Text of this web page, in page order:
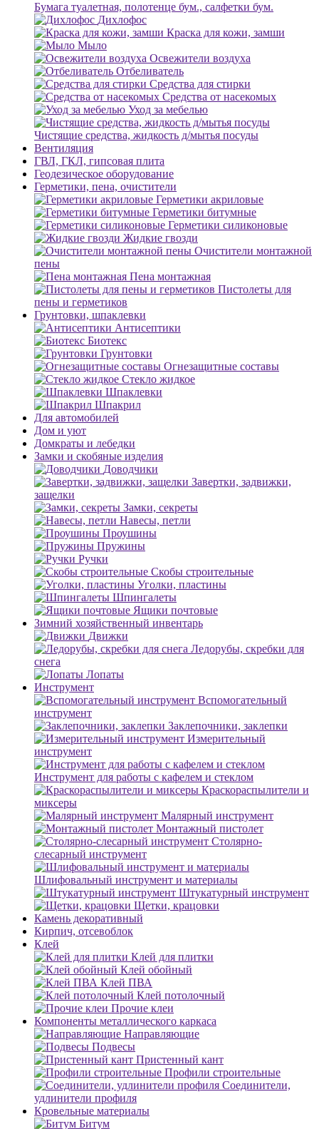
Бумага туалетная, полотенце бум., салфетки бум.
Дихлофос
Краска для кожи, замши
Мыло
Освежители воздуха
Отбеливатель
Средства для стирки
Средства от насекомых
Уход за мебелью
Чистящие средства, жидкость д/мытья посуды
Вентиляция
ГВЛ, ГКЛ, гипсовая плита
Геодезическое оборудование
Герметики, пена, очистители
Герметики акриловые
Герметики битумные
Герметики силиконовые
Жидкие гвозди
Очистители монтажной
пены
Пена монтажная
Пистолеты для
пены и герметиков
Грунтовки, шпаклевки
Антисептики
Биотекс
Грунтовки
Огнезащитные составы
Стекло жидкое
Шпаклевки
Шпакрил
Для автомобилей
Дом и уют
Домкраты и лебедки
Замки и скобяные изделия
Доводчики
Завертки, задвижки,
защелки
Замки, секреты
Навесы, петли
Проушины
Пружины
Ручки
Скобы строительные
Уголки, пластины
Шпингалеты
Ящики почтовые
Зимний хозяйственный инвентарь
Движки
Ледорубы, скребки для
снега
Лопаты
Инструмент
Вспомогательный
инструмент
Заклепочники, заклепки
Измерительный
инструмент
Инструмент для работы с кафелем и стеклом
Краскораспылители и
миксеры
Малярный инструмент
Монтажный пистолет
Столярно-
слесарный инструмент
Шлифовальный инструмент и материалы
Штукатурный инструмент
Щетки, крацовки
Камень декоративный
Кирпич, отсевоблок
Клей
Клей для плитки
Клей обойный
Клей ПВА
Клей потолочный
Прочие клеи
Компоненты металлического каркаса
Направляющие
Подвесы
Пристенный кант
Профили строительные
Соединители,
удлинители профиля
Кровельные материалы
Битум